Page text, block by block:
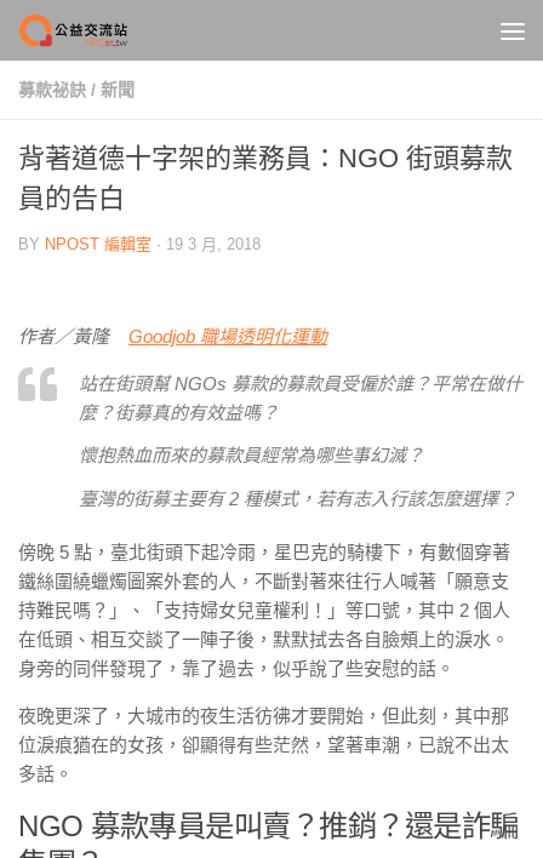
Skip to content
募款祕訣 / 新聞
背著道德十字架的業務員：NGO 街頭募款
員的告白
BY NPOST 編輯室 · 19 3 月, 2018
作者／黃隆 Goodjob 職場透明化運動
站在街頭幫 NGOs 募款的募款員受僱於誰？平常在做什
麼？街募真的有效益嗎？
懷抱熱血而來的募款員經常為哪些事幻滅？
臺灣的街募主要有 2 種模式，若有志入行該怎麼選擇？
傍晚 5 點，臺北街頭下起冷雨，星巴克的騎樓下，有數個穿著
鐵絲圍繞蠟燭圖案外套的人，不斷對著來往行人喊著「願意支
持難民嗎？」、「支持婦女兒童權利！」等口號，其中 2 個人
在低頭、相互交談了一陣子後，默默拭去各自臉頰上的淚水。
身旁的同伴發現了，靠了過去，似乎說了些安慰的話。
夜晚更深了，大城市的夜生活彷彿才要開始，但此刻，其中那
位淚痕猶在的女孩，卻顯得有些茫然，望著車潮，已說不出太
多話。
NGO 募款專員是叫賣？推銷？還是詐騙